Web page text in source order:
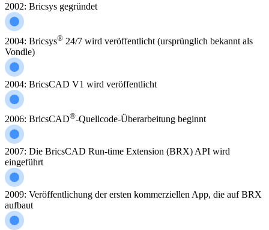
2002: Bricsys gegründet
2004: Bricsys® 24/7 wird veröffentlicht (ursprünglich bekannt als
Vondle)
2004: BricsCAD V1 wird veröffentlicht
2006: BricsCAD®-Quellcode-Überarbeitung beginnt
2007: Die BricsCAD Run-time Extension (BRX) API wird
eingeführt
2009: Veröffentlichung der ersten kommerziellen App, die auf BRX
aufbaut